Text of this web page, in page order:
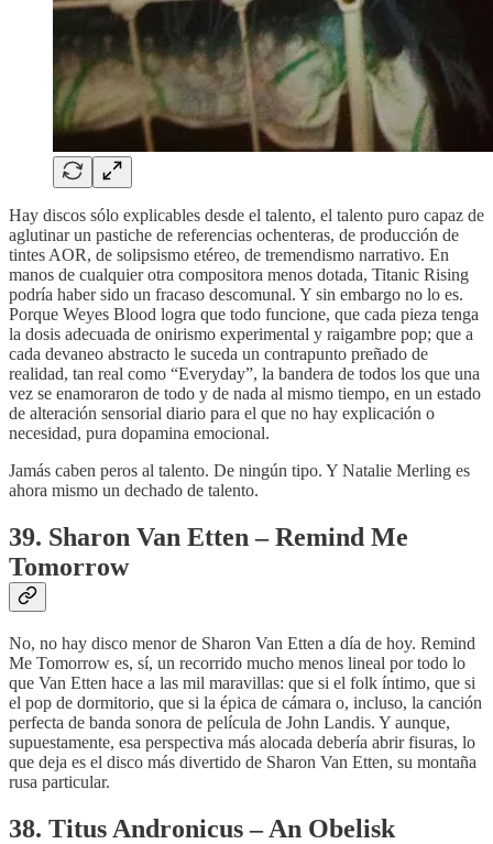
Hay discos sólo explicables desde el talento, el talento puro capaz de
aglutinar un pastiche de referencias ochenteras, de producción de
tintes AOR, de solipsismo etéreo, de tremendismo narrativo. En
manos de cualquier otra compositora menos dotada, Titanic Rising
podría haber sido un fracaso descomunal. Y sin embargo no lo es.
Porque Weyes Blood logra que todo funcione, que cada pieza tenga
la dosis adecuada de onirismo experimental y raigambre pop; que a
cada devaneo abstracto le suceda un contrapunto preñado de
realidad, tan real como “Everyday”, la bandera de todos los que una
vez se enamoraron de todo y de nada al mismo tiempo, en un estado
de alteración sensorial diario para el que no hay explicación o
necesidad, pura dopamina emocional.
Jamás caben peros al talento. De ningún tipo. Y Natalie Merling es
ahora mismo un dechado de talento.
39. Sharon Van Etten – Remind Me
Tomorrow
No, no hay disco menor de Sharon Van Etten a día de hoy. Remind
Me Tomorrow es, sí, un recorrido mucho menos lineal por todo lo
que Van Etten hace a las mil maravillas: que si el folk íntimo, que si
el pop de dormitorio, que si la épica de cámara o, incluso, la canción
perfecta de banda sonora de película de John Landis. Y aunque,
supuestamente, esa perspectiva más alocada debería abrir fisuras, lo
que deja es el disco más divertido de Sharon Van Etten, su montaña
rusa particular.
38. Titus Andronicus – An Obelisk